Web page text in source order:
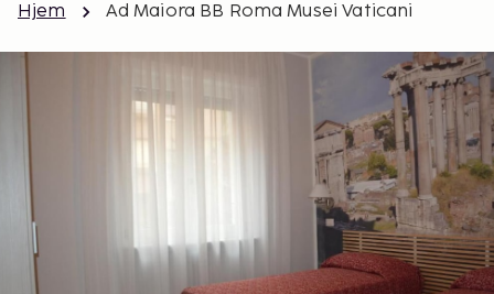
Hjem Ad Maiora BB Roma Musei Vaticani